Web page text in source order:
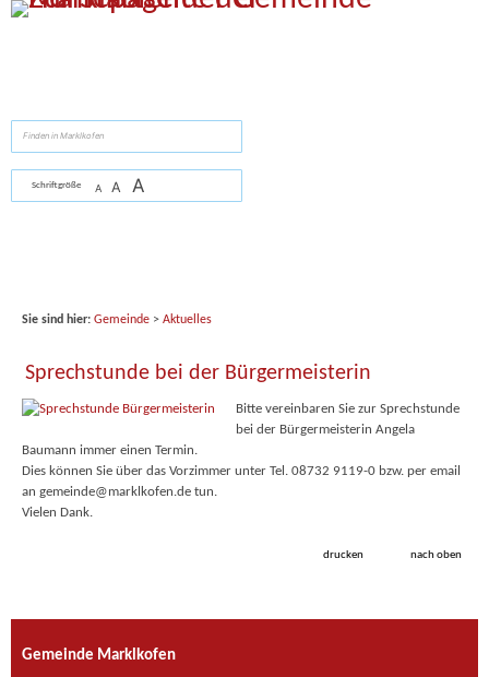
Zum Inhalt,zur Navigationoderzur Startseitespringen.
Schriftgröße A A A
Sie sind hier: Gemeinde> Aktuelles
Sprechstunde bei der Bürgermeisterin
Bitte vereinbaren Sie zur Sprechstunde
bei der Bürgermeisterin Angela
Baumann immer einen Termin.
Dies können Sie über das Vorzimmer unter Tel. 08732 9119-0 bzw. per email
an gemeinde@marklkofen.de tun.
Vielen Dank.
drucken nach oben
Gemeinde Marklkofen